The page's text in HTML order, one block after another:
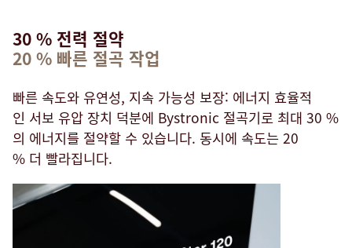
30 % 전력 절약
20 % 빠른 절곡 작업
빠른 속도와 유연성, 지속 가능성 보장: 에너지 효율적
인 서보 유압 장치 덕분에 Bystronic 절곡기로 최대 30 %
의 에너지를 절약할 수 있습니다. 동시에 속도는 20
% 더 빨라집니다.